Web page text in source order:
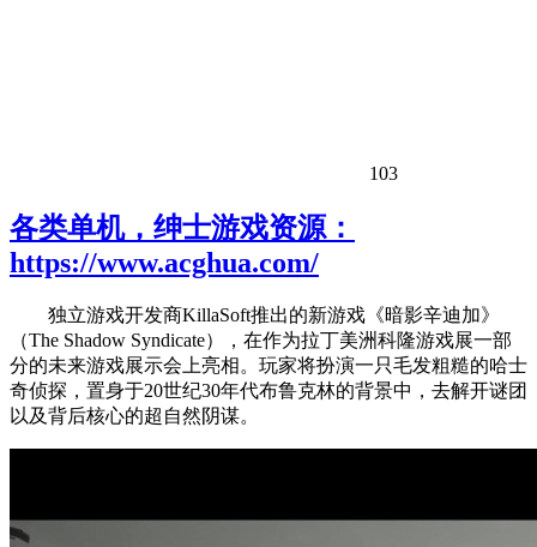
103
各类单机，绅士游戏资源：
https://www.acghua.com/
独立游戏开发商KillaSoft推出的新游戏《暗影辛迪加》
（The Shadow Syndicate），在作为拉丁美洲科隆游戏展一部
分的未来游戏展示会上亮相。玩家将扮演一只毛发粗糙的哈士
奇侦探，置身于20世纪30年代布鲁克林的背景中，去解开谜团
以及背后核心的超自然阴谋。